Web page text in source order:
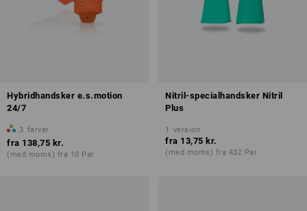
Hybridhandsker e.s.motion
24/7
3 farver
fra 138,75 kr.
(med moms) fra 10 Par
Nitril-specialhandsker Nitril
Plus
1 version
fra 13,75 kr.
(med moms) fra 432 Par